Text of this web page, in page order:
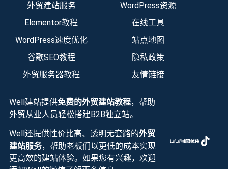
外贸建站服务
Elementor教程
WordPress速度优化
谷歌SEO教程
外贸服务器教程
WordPress资源
在线工具
站点地图
隐私政策
友情链接
Well建站提供免费的外贸建站教程，帮助
外贸从业人员轻松搭建B2B独立站。
Well还提供性价比高、透明无套路的外贸
建站服务，帮助老板们以更低的成本实现
更高效的建站体验。如果您有兴趣，欢迎